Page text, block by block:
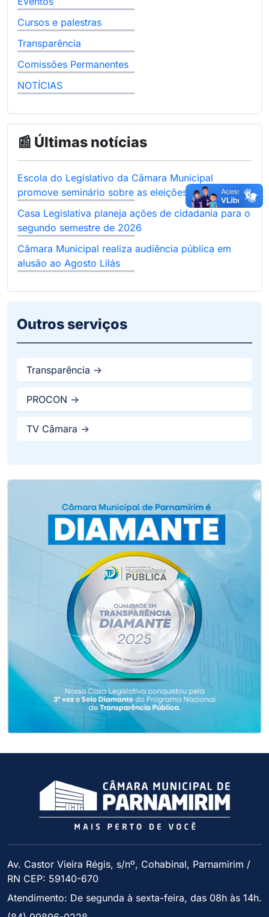
Cursos e palestras
Transparência
Comissões Permanentes
NOTÍCIAS
📰 Últimas notícias
Escola do Legislativo da Câmara Municipal
promove seminário sobre as eleições de 2026
Casa Legislativa planeja ações de cidadania para o
segundo semestre de 2026
Câmara Municipal realiza audiência pública em
alusão ao Agosto Lilás
Outros serviços
Transparência ->
PROCON ->
TV Câmara ->
Av. Castor Vieira Régis, s/nº, Cohabinal, Parnamirim /
RN CEP: 59140-670
Atendimento: De segunda à sexta-feira, das 08h às 14h.